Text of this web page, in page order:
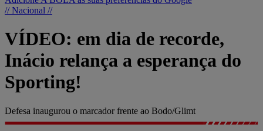
// Nacional //
VÍDEO: em dia de recorde,
Inácio relança a esperança do
Sporting!
Defesa inaugurou o marcador frente ao Bodo/Glimt